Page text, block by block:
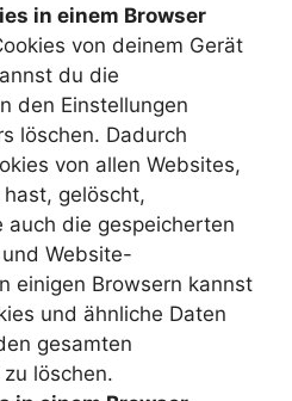
in einem Browser
von deinem Gerät
du die
den Einstellungen
löschen. Dadurch
von allen Websites,
gelöscht,
auch die gespeicherten
Website-
einigen Browsern kannst
und ähnliche Daten
gesamten
löschen.